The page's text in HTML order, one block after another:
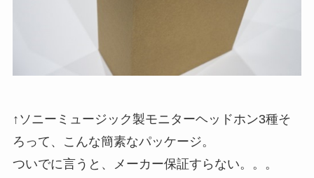
↑ソニーミュージック製モニターヘッドホン3種そ
ろって、こんな簡素なパッケージ。
ついでに言うと、メーカー保証すらない。。。